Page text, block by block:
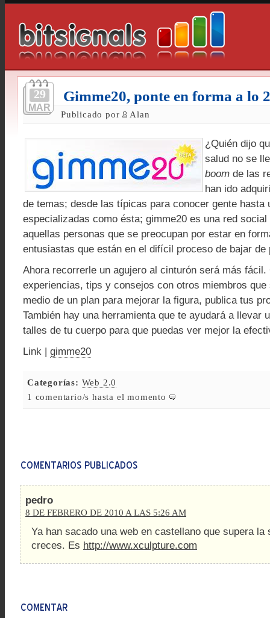
29
MAR
Gimme20, ponte en forma a lo
Publicado por Alan
¿Quién dijo
salud no se
boom de las
han ido
de temas; desde las típicas para conocer gente hasta
especializadas como ésta; gimme20 es una red social
aquellas personas que se preocupan por estar en
entusiastas que están en el difícil proceso de bajar de
Ahora recorrerle un agujero al cinturón será más fácil.
experiencias, tips y consejos con otros miembros que
medio de un plan para mejorar la figura, publica tus
También hay una herramienta que te ayudará a llevar
talles de tu cuerpo para que puedas ver mejor la
Link | gimme20
Categorías: Web 2.0
1 comentario/s hasta el momento
pedro
8 DE FEBRERO DE 2010 A LAS 5:26 AM
Ya han sacado una web en castellano que supera la
creces. Es http://www.xculpture.com